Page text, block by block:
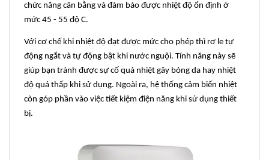
chức năng cân bằng và đảm bảo được nhiệt độ ổn định ở
mức 45 - 55 độ C.
Với cơ chế khi nhiệt độ đạt được mức cho phép thì rơ le tự
động ngắt và tự động bật khi nước nguội. Tính năng này sẽ
giúp bạn tránh được sự cố quá nhiệt gây bỏng da hay nhiệt
độ quá thấp khi sử dụng. Ngoài ra, hệ thống cảm biến nhiệt
còn góp phần vào việc tiết kiệm điện năng khi sử dụng thiết
bị.